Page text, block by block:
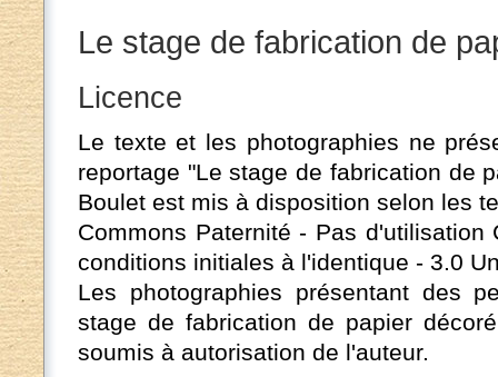
Le stage de fabrication de
Licence
Le texte et les photographies ne
reportage "Le stage de fabrication de
Boulet est mis à disposition selon les
Commons Paternité - Pas d'utilisation
conditions initiales à l'identique - 3.0
Les photographies présentant des
stage de fabrication de papier
soumis à autorisation de l'auteur.